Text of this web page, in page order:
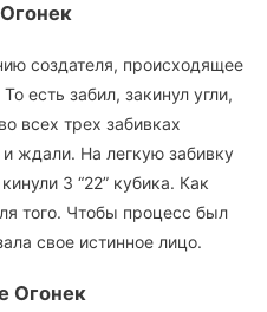
создателя, происходящее
есть забил, закинул угли,
всех трех забивках
ждали. На легкую забивку
3 “22” кубика. Как
того. Чтобы процесс был
свое истинное лицо.
Огонек